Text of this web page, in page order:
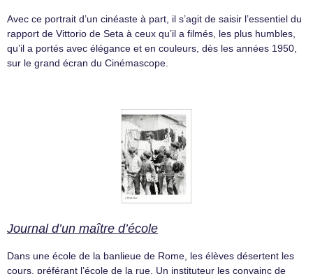
Avec ce portrait d’un cinéaste à part, il s’agit de saisir l’essentiel du
rapport de Vittorio de Seta à ceux qu’il a filmés, les plus humbles,
qu’il a portés avec élégance et en couleurs, dès les années 1950,
sur le grand écran du Cinémascope.
Journal d’un maître d’école
Dans une école de la banlieue de Rome, les élèves désertent les
cours, préférant l’école de la rue. Un instituteur les convainc de